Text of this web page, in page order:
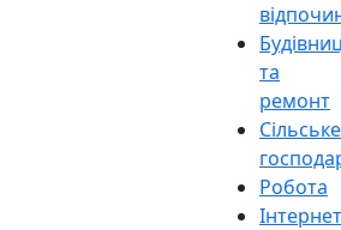
та
ремонт
Сільське
Робота
Інтернет